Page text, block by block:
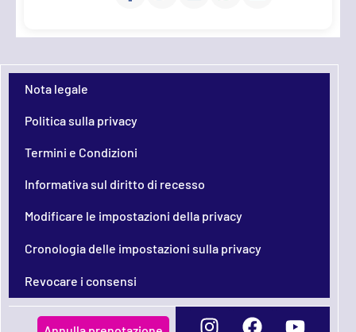
Nota legale
Politica sulla privacy
Termini e Condizioni
Informativa sul diritto di recesso
Modificare le impostazioni della privacy
Cronologia delle impostazioni sulla privacy
Revocare i consensi